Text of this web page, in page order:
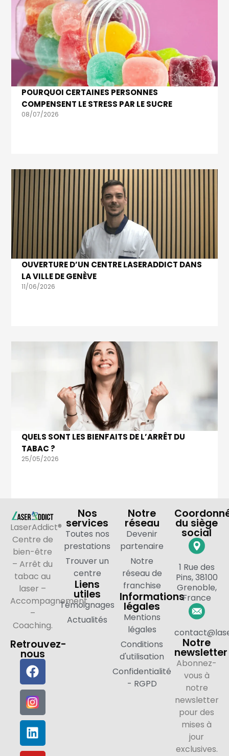
POURQUOI CERTAINES PERSONNES
COMPENSENT LE STRESS PAR LE SUCRE
08/07/2026
OUVERTURE D’UN CENTRE LASERADDICT DANS
LA VILLE DE GENÈVE
11/06/2026
QUELS SONT LES BIENFAITS DE L’ARRÊT DU
TABAC ?
25/05/2026
LaserAddict®
Centre de
bien-être
– Arrêt du
tabac au
laser –
Accompagnement
–
Coaching.
Retrouvez-
nous
Nos
services
Toutes nos
prestations
Trouver un
centre
Liens
utiles
Témoignages
Actualités
Notre
réseau
Devenir
partenaire
Notre
réseau de
franchise
Informations
légales
Mentions
légales
Conditions
d'utilisation
Confidentialité
- RGPD
du siège
social
1 Rue des
Pins, 38100
Grenoble,
France
Notre
newsletter
Abonnez-
vous à
notre
newsletter
pour des
mises à
jour
exclusives.